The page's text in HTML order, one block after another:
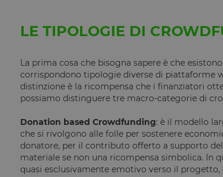
LE TIPOLOGIE DI
La prima cosa che bisogna sapere è che
corrispondono tipologie diverse di piattaforme
distinzione è la ricompensa che i finanziatori
possiamo distinguere tre macro-categorie di
Donation based Crowdfunding: è il modello
che si rivolgono alle folle per sostenere
donatore, per il contributo offerto a supporto
materiale se non una ricompensa simbolica. In
quasi esclusivamente emotivo verso il